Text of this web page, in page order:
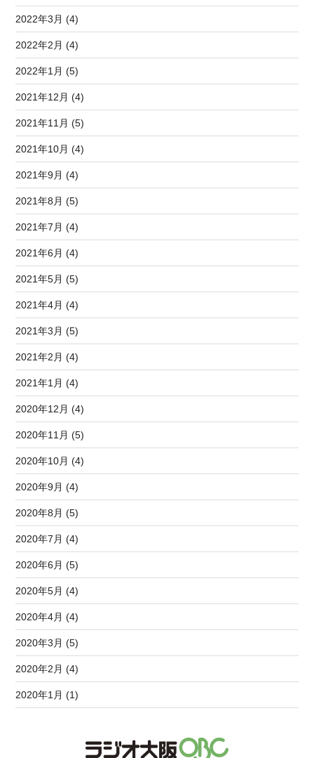
2022年3月 (4)
2022年2月 (4)
2022年1月 (5)
2021年12月 (4)
2021年11月 (5)
2021年10月 (4)
2021年9月 (4)
2021年8月 (5)
2021年7月 (4)
2021年6月 (4)
2021年5月 (5)
2021年4月 (4)
2021年3月 (5)
2021年2月 (4)
2021年1月 (4)
2020年12月 (4)
2020年11月 (5)
2020年10月 (4)
2020年9月 (4)
2020年8月 (5)
2020年7月 (4)
2020年6月 (5)
2020年5月 (4)
2020年4月 (4)
2020年3月 (5)
2020年2月 (4)
2020年1月 (1)